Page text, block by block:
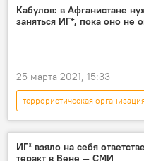
Азия
Россия
Талибы захватывают новые
Кабулов: в Афганистане
заняться ИГ*, пока оно не
25 марта 2021, 15:33
террористическая
Радио Sputnik Кыргызстан
Афганистан
ИГ* взяло на себя
теракт в Вене — СМИ